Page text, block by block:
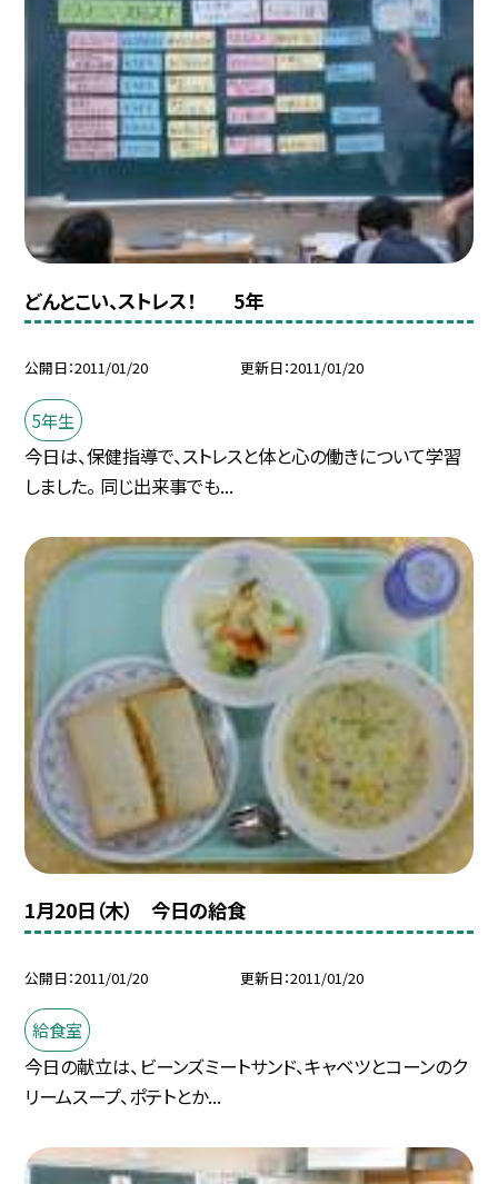
どんとこい、ストレス！ 5年
公開日 2011/01/20 更新日 2011/01/20
5年生
今日は、保健指導で、ストレスと体と心の働きについて学習
しました。 同じ出来事でも...
1月20日（木） 今日の給食
公開日 2011/01/20 更新日 2011/01/20
給食室
今日の献立は、ビーンズミートサンド、キャベツとコーンのク
リームスープ、ポテトとか...